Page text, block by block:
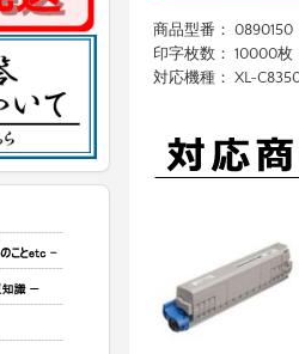
商品型番： 0890150
印字枚数： 10000枚
対応機種： XL-